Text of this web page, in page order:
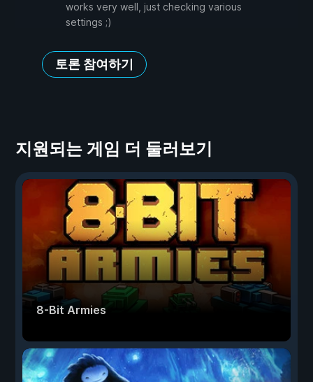
works very well, just checking various
settings ;)
토론 참여하기
지원되는 게임 더 둘러보기
8-Bit Armies